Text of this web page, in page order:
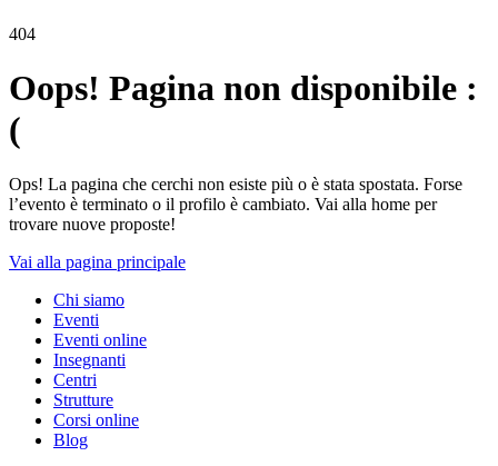
404
Oops! Pagina non disponibile :
(
Ops! La pagina che cerchi non esiste più o è stata spostata. Forse
l’evento è terminato o il profilo è cambiato. Vai alla home per
trovare nuove proposte!
Vai alla pagina principale
Chi siamo
Eventi
Eventi online
Insegnanti
Centri
Strutture
Corsi online
Blog